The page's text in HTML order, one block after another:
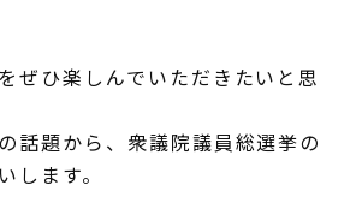
ぜひ楽しんでいただきたいと思
話題から、衆議院議員総選挙の
します。